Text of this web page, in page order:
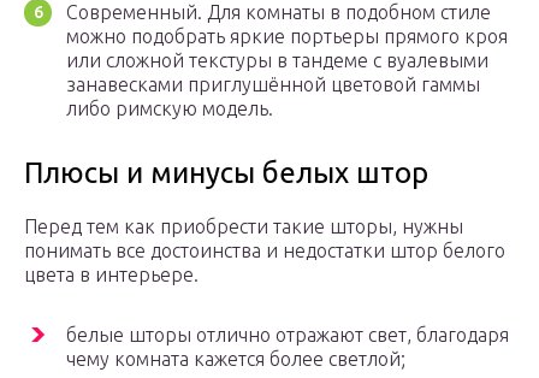
Современный. Для комнаты в подобном стиле
можно подобрать яркие портьеры прямого кроя
или сложной текстуры в тандеме с вуалевыми
занавесками приглушённой цветовой гаммы
либо римскую модель.
Плюсы и минусы белых штор
Перед тем как приобрести такие шторы, нужны
понимать все достоинства и недостатки штор белого
цвета в интерьере.
белые шторы отлично отражают свет, благодаря
чему комната кажется более светлой;